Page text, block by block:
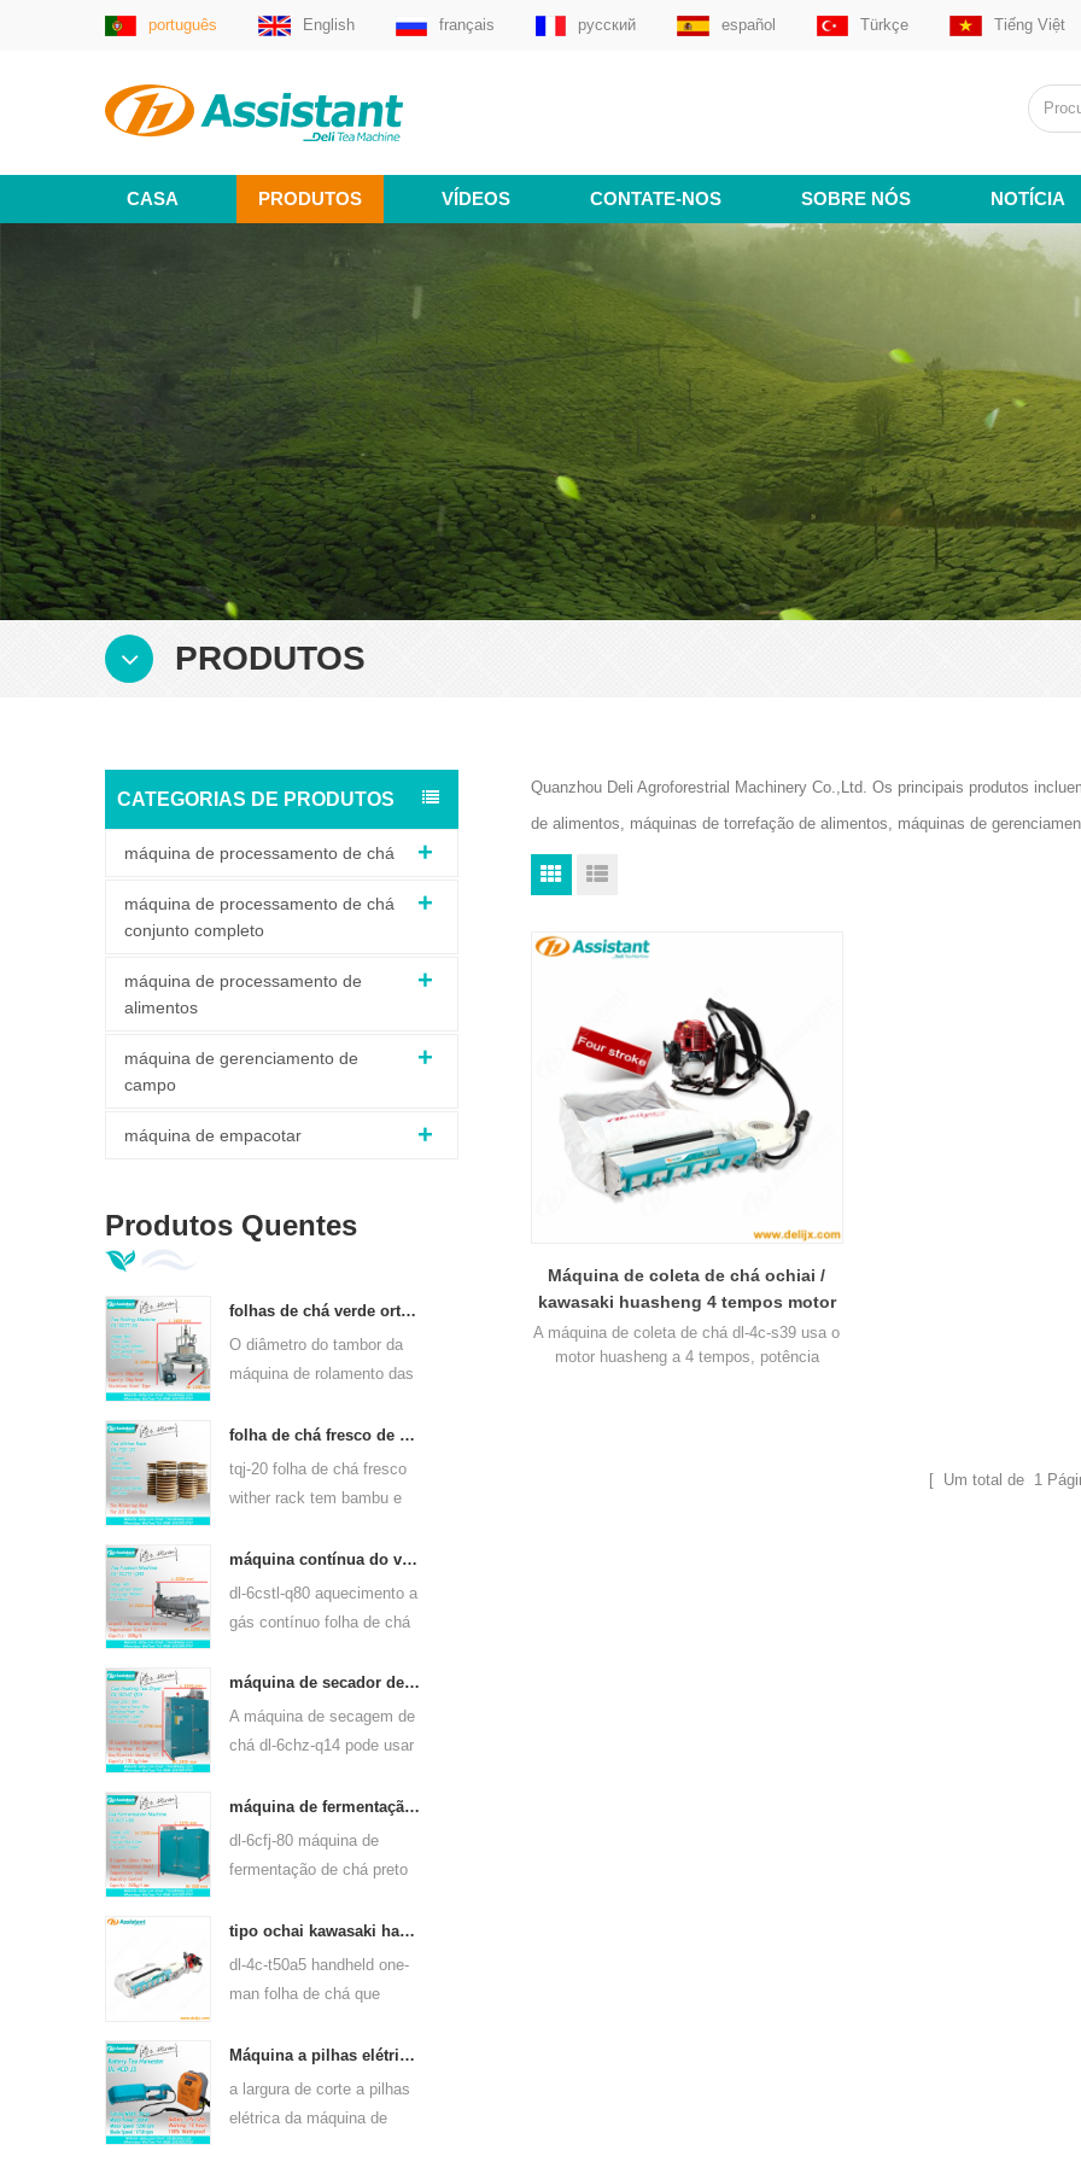
português English français русский español Türkçe Tiếng Việt
CASA PRODUTOS VÍDEOS CONTATE-NOS SOBRE NÓS NOTÍCIA
PRODUTOS
CATEGORIAS DE PRODUTOS
máquina de processamento de chá
máquina de processamento de chá
conjunto completo
máquina de processamento de
alimentos
máquina de gerenciamento de
campo
máquina de empacotar
Produtos Quentes
folhas de chá verde ortodoxo máquina de rolamento 6crt-55
O diâmetro do tambor da
máquina de rolamento das
55 é 550mm, altura
400mm, produtividade é
75kg / h
folha de chá fresco de bambu wither rack tqj-20
tqj-20 folha de chá fresco
wither rack tem bambu e
pode usar para todos os
tipos de chá.
máquina contínua do vapor da folha do chá do aquecimento de gás para tipos do chá 6cstl-q80
dl-6cstl-q80 aquecimento a
gás contínuo folha de chá
usar para muitos tipos de
chá, tais como chá verde,
chá oolong e outros.
máquina de secador de folhas de chá verde a gás e aquecimento elétrico 6chz-q14
A máquina de secagem de
chá dl-6chz-q14 pode usar
elétrico, pode secar todos
os tipos de chá, como chá
verde, chá preto, chá
máquina de fermentação de chá preto inteligente 6cfj-80
dl-6cfj-80 máquina de
fermentação de chá preto
o processamento de chá
preto, deixe fermentar chá
preto melhor.
tipo ochai kawasaki handheld one-man folha de chá que arranca a máquina de colheita 4c-t50a5
dl-4c-t50a5 handheld one-
man folha de chá que
da máquina é 450mm,
500mm, 600mm, use o
motor a gasolina huasheng
Máquina a pilhas elétrica 4cd-35 do chá da folha de chá da largura do corte de 350mm que arranca
a largura de corte a pilhas
elétrica da máquina de
Quanzhou Deli Agroforestrial Machinery Co.,Ltd. Os principais produtos
de alimentos, máquinas de torrefação de alimentos, máquinas de
Máquina de coleta de chá ochiai /
kawasaki huasheng 4 tempos motor
dl-4c-s39
A máquina de coleta de chá dl-4c-s39 usa o
motor huasheng a 4 tempos, potência
[ Um total de 1